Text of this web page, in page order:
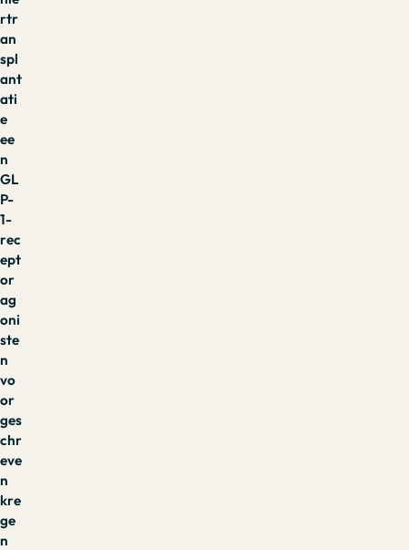
rtr
an
spl
ant
ati
e
ee
n
GL
P-
1-
rec
ept
or
ag
oni
ste
n
vo
or
ges
chr
eve
n
kre
ge
n